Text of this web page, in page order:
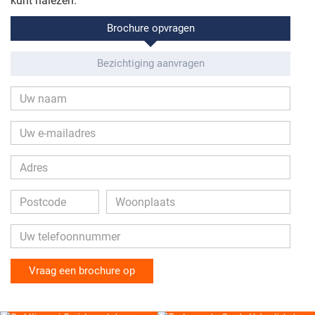
voorzijde met een schuifdeur naar het balkon aan de
voorzijde.
SLAAPKAMER II
Slaapkamer (ca. 2.80 x 4.50 m), gelegen aan de
achterzijde.
SLAAPKAMER III
Slaapkamer (ca. 2.05 x 2.45 m), gelegen aan de achterzijde
Brochure opvragen
Bezichtiging aanvragen